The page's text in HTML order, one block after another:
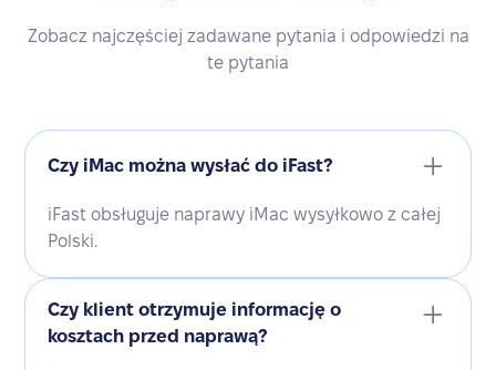
Zobacz najczęściej zadawane pytania i odpowiedzi na
te pytania
Czy iMac można wysłać do iFast?
iFast obsługuje naprawy iMac wysyłkowo z całej
Polski.
Czy klient otrzymuje informację o
kosztach przed naprawą?